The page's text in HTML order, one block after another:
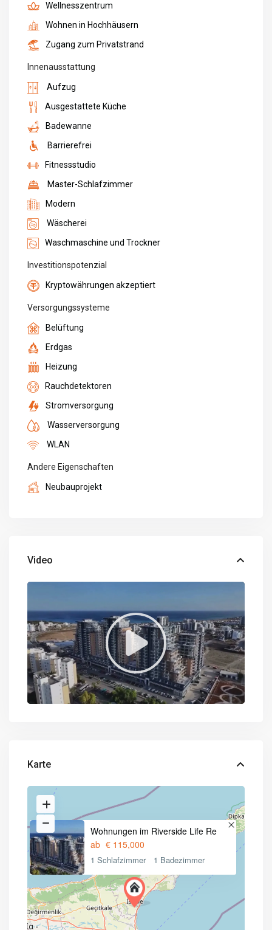
Wellnesszentrum
Wohnen in Hochhäusern
Zugang zum Privatstrand
Innenausstattung
Aufzug
Ausgestattete Küche
Badewanne
Barrierefrei
Fitnessstudio
Master-Schlafzimmer
Modern
Wäscherei
Waschmaschine und Trockner
Investitionspotenzial
Kryptowährungen akzeptiert
Versorgungssysteme
Belüftung
Erdgas
Heizung
Rauchdetektoren
Stromversorgung
Wasserversorgung
WLAN
Andere Eigenschaften
Neubauprojekt
Video
Karte
Wohnungen im Riverside Life Re
ab € 115,000
1 Schlafzimmer 1 Badezimmer